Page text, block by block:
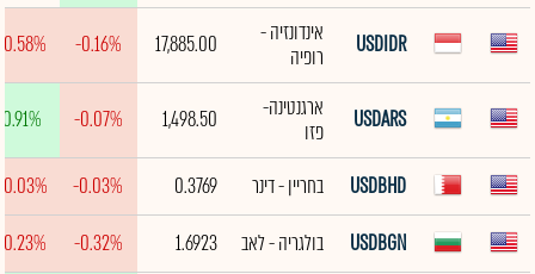
USDIDR
אינדונזיה -
רופיה
17,885.00
-0.16%
USDARS
ארגנטינה-
פזו
1,498.50
-0.07%
0.91%
USDBHD בחריין - דינר 0.3769
-0.03%
USDBGN
בולגריה - לאב 1.6923
-0.32%